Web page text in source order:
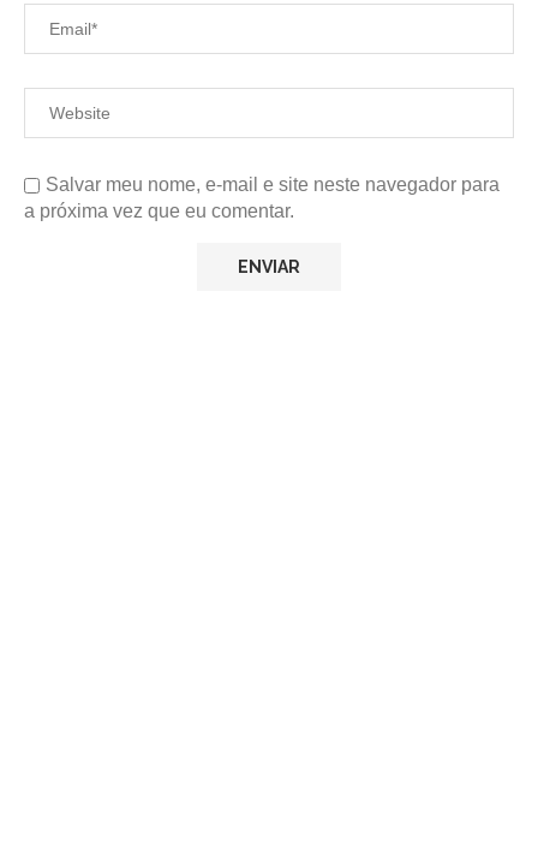
Salvar meu nome, e-mail e site neste navegador para
a próxima vez que eu comentar.